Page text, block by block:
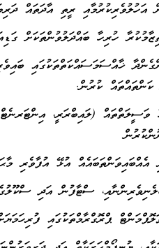
އަހުލުވެރިކުރުމާއި ރީތި އާދަތައް
ޚާއްސަމަސައްކަތްތަކުގައި
ކުރުން.
ވަސީލަތްތައް (ލައިބްރަރީ،